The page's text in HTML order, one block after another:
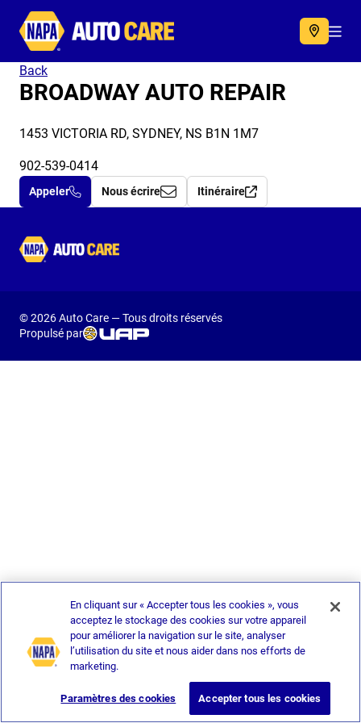
Autocare
Back
BROADWAY AUTO REPAIR
1453 VICTORIA RD, SYDNEY, NS B1N 1M7
902-539-0414
Appeler Nous écrire Itinéraire
Autocare
© 2026 Auto Care — Tous droits réservés
Propulsé par
En cliquant sur « Accepter tous les cookies », vous
acceptez le stockage des cookies sur votre appareil
pour améliorer la navigation sur le site, analyser
l’utilisation du site et nous aider dans nos efforts de
marketing.
Paramètres des cookies Accepter tous les cookies